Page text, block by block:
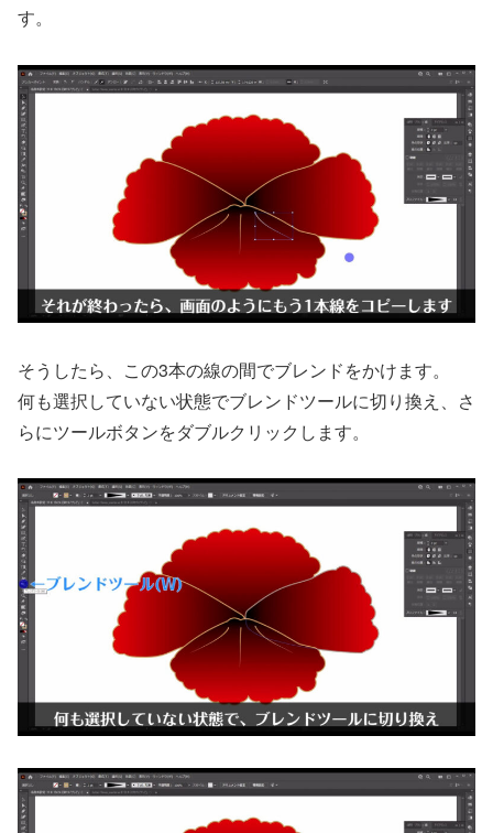
す。
そうしたら、この3本の線の間でブレンドをかけます。
何も選択していない状態でブレンドツールに切り換え、さ
らにツールボタンをダブルクリックします。